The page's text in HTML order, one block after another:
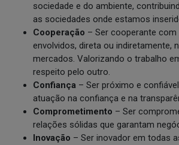
sociedade e do ambiente,
as sociedades onde estamos
Cooperação – Ser cooperante
envolvidos, direta ou indiretamente,
mercados. Valorizando o trabalho
respeito pelo outro.
Confiança – Ser próximo e
atuação na confiança e na
Comprometimento – Ser
relações sólidas que garantam
Inovação – Ser inovador em todas